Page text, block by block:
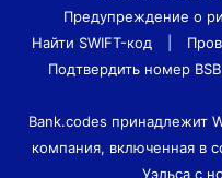
Предупреждение о
Найти SWIFT-код
Подтвердить номер BSB
Bank.codes принадлежит
компания, включенная в
Уэльса с